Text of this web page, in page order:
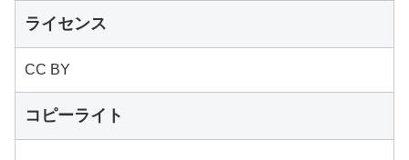
ライセンス
CC BY
コピーライト